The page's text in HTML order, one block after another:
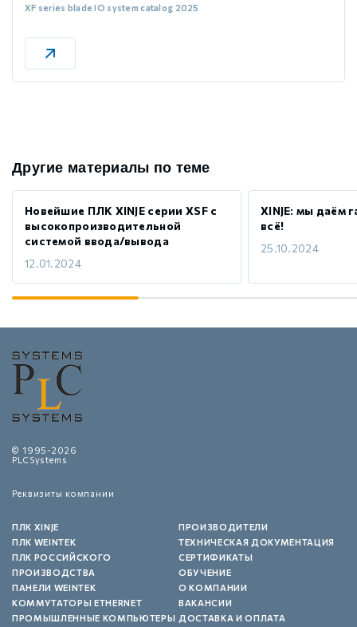
XF series blade IO system catalog 2025
Другие материалы по теме
Новейшие ПЛК XINJE серии XSF с
высокопроизводительной
системой ввода/вывода
12.01.2024
XINJE: мы даём
всё!
25.10.2024
© 1995-2026
PLCSystems
Реквизиты компании
ПЛК XINJE
ПЛК WEINTEK
ПЛК РОССИЙСКОГО
ПРОИЗВОДСТВА
ПАНЕЛИ WEINTEK
КОММУТАТОРЫ ETHERNET
ПРОМЫШЛЕННЫЕ КОМПЬЮТЕРЫ
ПРОИЗВОДИТЕЛИ
ТЕХНИЧЕСКАЯ ДОКУМЕНТАЦИЯ
СЕРТИФИКАТЫ
ОБУЧЕНИЕ
О КОМПАНИИ
ВАКАНСИИ
ДОСТАВКА И ОПЛАТА